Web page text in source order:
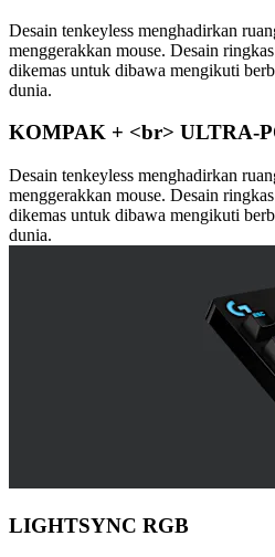
Desain tenkeyless menghadirkan
menggerakkan mouse. Desain
dikemas untuk dibawa mengikuti
dunia.
KOMPAK + <br> ULTRA-
Desain tenkeyless menghadirkan
menggerakkan mouse. Desain
dikemas untuk dibawa mengikuti
dunia.
LIGHTSYNC RGB